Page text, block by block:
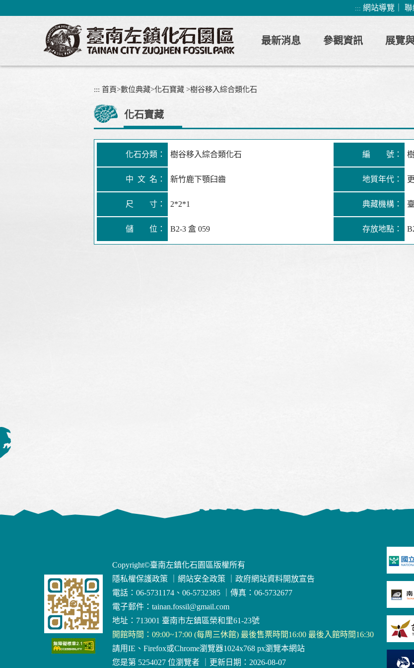
到
區
::: 網站導覽 聯
最新消息 參觀資訊 展覽
::: 首頁>數位典藏>化石寶藏 >樹谷移入綜合類化石
化石寶藏
化石分類： 樹谷移入綜合類化石 編 號：
中 文 名： 新竹鹿下顎臼齒 地質年代：
尺 寸： 2*2*1 典藏機構：
儲 位： B2-3 盒 059 存放地點：
Copyright©臺南左鎮化石園區版權所有
隱私權保護政策
網站安全政策
政府網站資料開放宣告
電話：06-5731174、06-5732385
傳真：06-5732677
電子郵件： tainan.fossil@gmail.com
地址：713001 臺南市左鎮區榮和里61-23號
開館時間：09:00~17:00 (每周三休館) 最後售票時間16:00 最後入館時間16:30
請用IE、Firefox或Chrome瀏覽器1024x768 px瀏覽本網站
您是第 5254027 位瀏覽者
更新日期：2026-08-07